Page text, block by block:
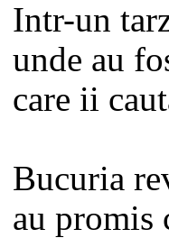
Intr-un
unde au
care ii
Bucuria
au promis